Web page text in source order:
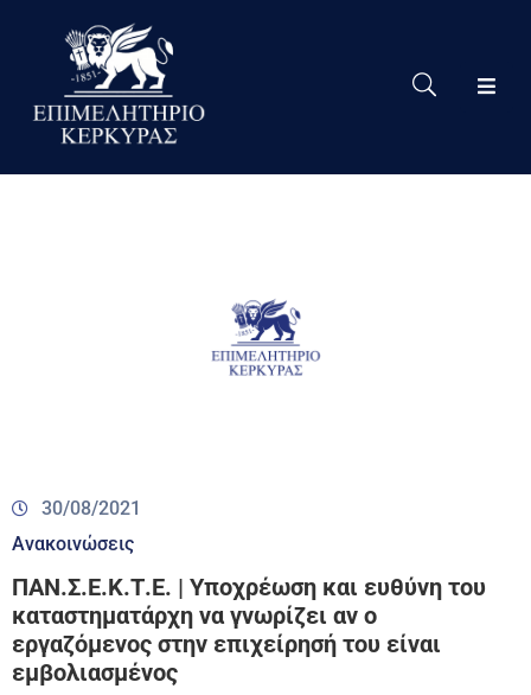
Το
Eπιμελητήριο
30/08/2021
Ανακοινώσεις
ΠΑΝ.Σ.Ε.Κ.Τ.Ε. | Υποχρέωση και ευθύνη του
καταστηματάρχη να γνωρίζει αν ο
εργαζόμενος στην επιχείρησή του είναι
εμβολιασμένος